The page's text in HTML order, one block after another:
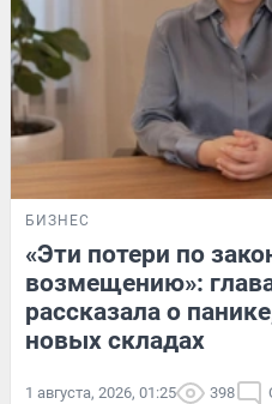
БИЗНЕС
«Эти потери по
возмещению»:
рассказала о
новых складах
1 августа, 2026, 01:25 398